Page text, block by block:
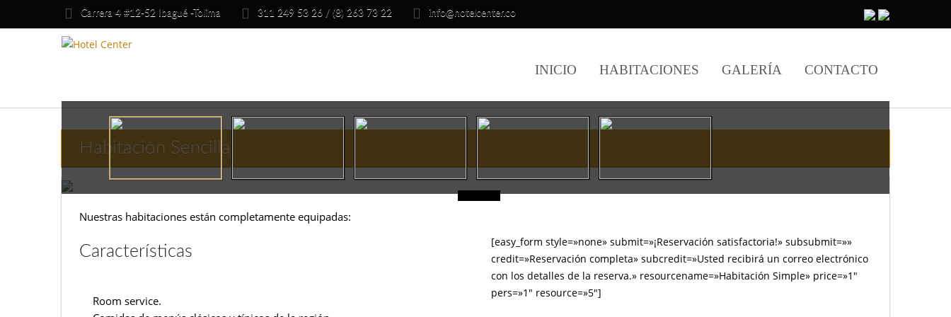
Carrera 4 #12-52 Ibagué -Tolima 311 249 53 26 / (8) 263 73 22 info@hotelcenter.co
INICIO HABITACIONES GALERÍA CONTACTO
Habitación Sencilla
Nuestras habitaciones están completamente equipadas:
Características
Room service.
[easy_form style=»none» submit=»¡Reservación satisfactoria!» subsubmit=»»
credit=»Reservación completa» subcredit=»Usted recibirá un correo electrónico
con los detalles de la reserva.» resourcename=»Habitación Simple» price=»1″
pers=»1″ resource=»5″]